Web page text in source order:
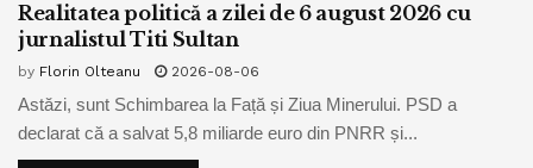
Realitatea politică a zilei de 6 august 2026 cu
jurnalistul Titi Sultan
by Florin Olteanu 2026-08-06
Astăzi, sunt Schimbarea la Față și Ziua Minerului. PSD a
declarat că a salvat 5,8 miliarde euro din PNRR și...